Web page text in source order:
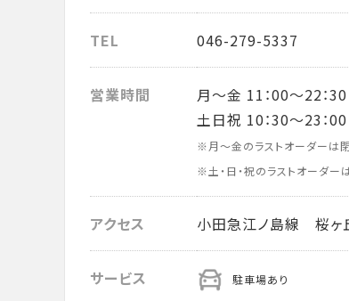
TEL 046-279-5337
営業時間
月～金 11：00～22：30
土日祝 10：30～23：00
※月～金のラストオーダーは
※土・日・祝のラストオーダー
アクセス 小田急江ノ島線 桜
サービス 駐車場あり